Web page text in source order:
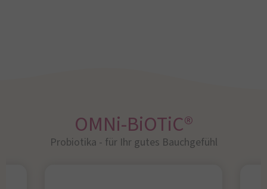
OMNi-BiOTiC®
Probiotika - für Ihr gutes Bauchgefühl​